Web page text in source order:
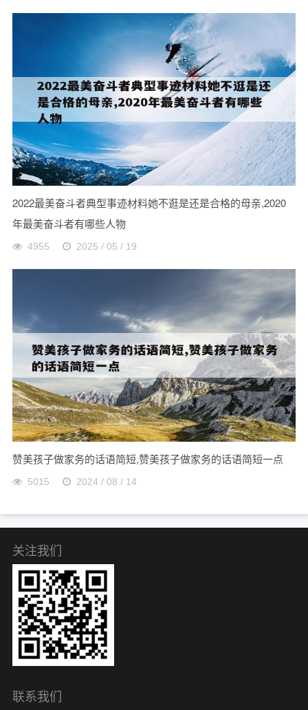
2022最美奋斗者典型事迹材料她不逛是还是合格的母亲,2020
年最美奋斗者有哪些人物
4955 2025 / 05 / 19
赞美孩子做家务的话语简短,赞美孩子做家务的话语简短一点
5015 2024 / 08 / 14
关注我们
联系我们